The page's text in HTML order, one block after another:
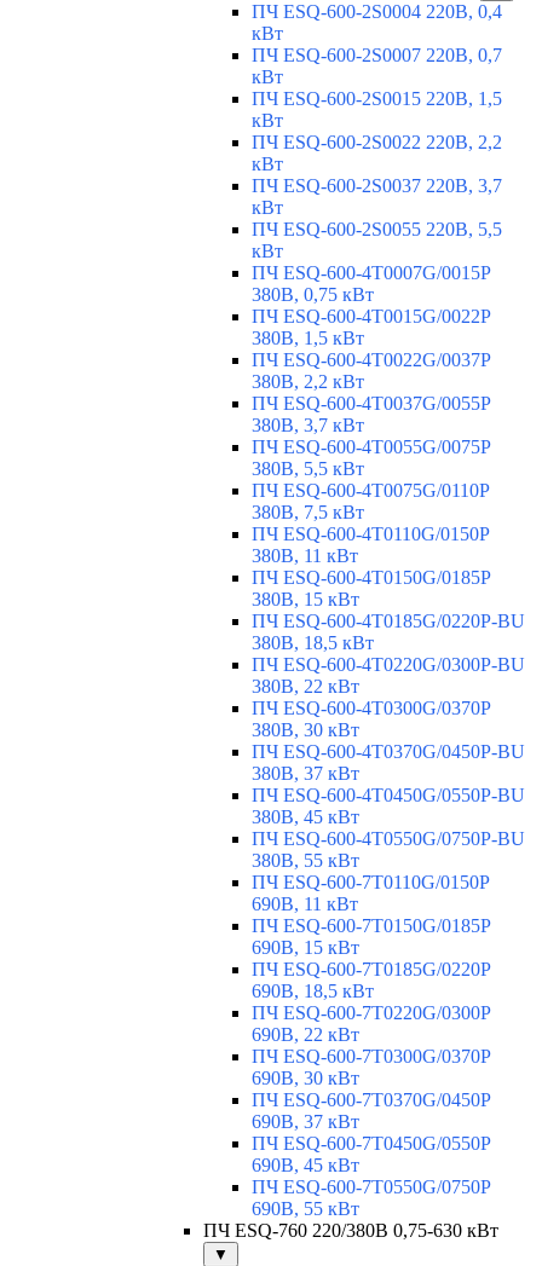
ПЧ ESQ-600-2S0004 220В, 0,4
кВт
ПЧ ESQ-600-2S0007 220В, 0,7
кВт
ПЧ ESQ-600-2S0015 220В, 1,5
кВт
ПЧ ESQ-600-2S0022 220В, 2,2
кВт
ПЧ ESQ-600-2S0037 220В, 3,7
кВт
ПЧ ESQ-600-2S0055 220В, 5,5
кВт
ПЧ ESQ-600-4T0007G/0015P
380В, 0,75 кВт
ПЧ ESQ-600-4T0015G/0022P
380В, 1,5 кВт
ПЧ ESQ-600-4T0022G/0037P
380В, 2,2 кВт
ПЧ ESQ-600-4T0037G/0055P
380В, 3,7 кВт
ПЧ ESQ-600-4T0055G/0075P
380В, 5,5 кВт
ПЧ ESQ-600-4T0075G/0110P
380В, 7,5 кВт
ПЧ ESQ-600-4T0110G/0150P
380В, 11 кВт
ПЧ ESQ-600-4T0150G/0185P
380В, 15 кВт
ПЧ ESQ-600-4T0185G/0220P-BU
380В, 18,5 кВт
ПЧ ESQ-600-4T0220G/0300P-BU
380В, 22 кВт
ПЧ ESQ-600-4T0300G/0370P
380В, 30 кВт
ПЧ ESQ-600-4T0370G/0450P-BU
380В, 37 кВт
ПЧ ESQ-600-4T0450G/0550P-BU
380В, 45 кВт
ПЧ ESQ-600-4T0550G/0750P-BU
380В, 55 кВт
ПЧ ESQ-600-7T0110G/0150P
690В, 11 кВт
ПЧ ESQ-600-7T0150G/0185P
690В, 15 кВт
ПЧ ESQ-600-7T0185G/0220P
690В, 18,5 кВт
ПЧ ESQ-600-7T0220G/0300P
690В, 22 кВт
ПЧ ESQ-600-7T0300G/0370P
690В, 30 кВт
ПЧ ESQ-600-7T0370G/0450P
690В, 37 кВт
ПЧ ESQ-600-7T0450G/0550P
690В, 45 кВт
ПЧ ESQ-600-7T0550G/0750P
690В, 55 кВт
ПЧ ESQ-760 220/380В 0,75-630 кВт
▼